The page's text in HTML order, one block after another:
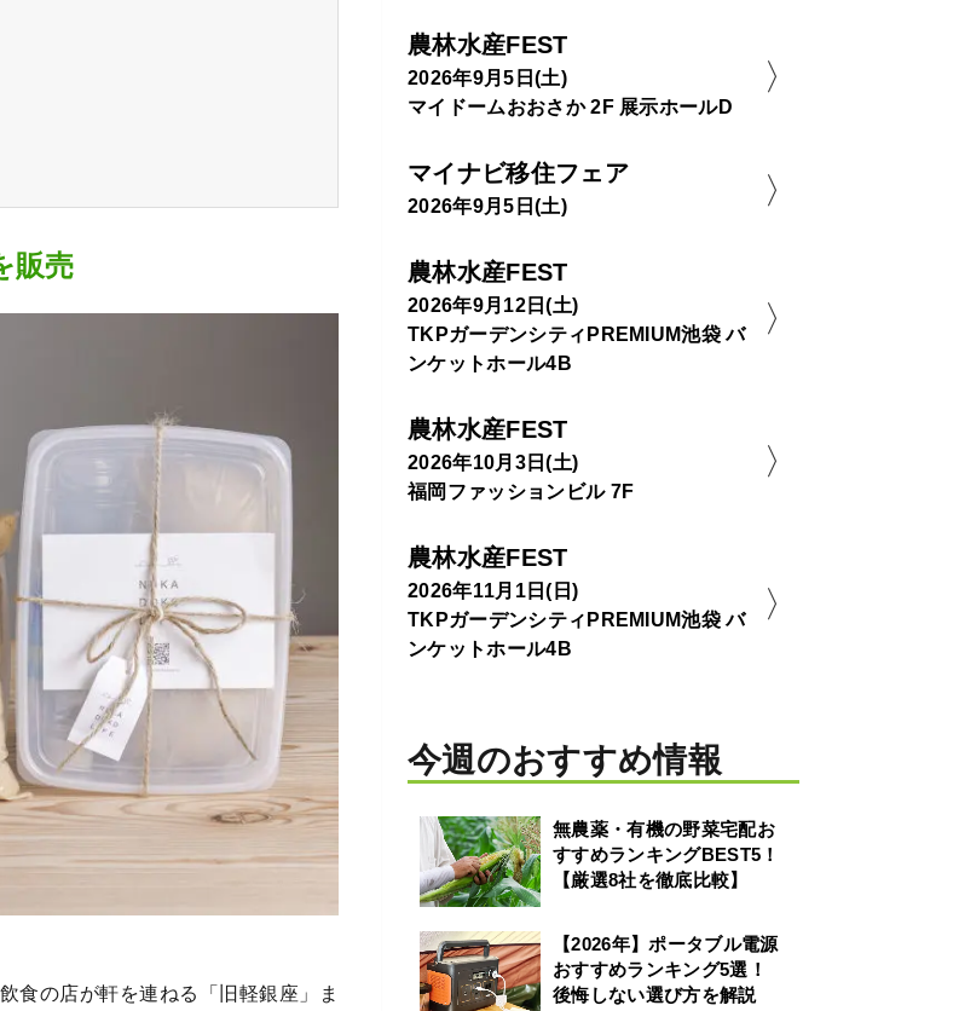
販売
食の店が軒を連ねる「旧軽銀座」ま
農林水産FEST
2026年9月5日(土)
マイドームおおさか 2F 展示ホールD
マイナビ移住フェア
2026年9月5日(土)
農林水産FEST
2026年9月12日(土)
TKPガーデンシティPREMIUM池袋 バ
ンケットホール4B
農林水産FEST
2026年10月3日(土)
福岡ファッションビル 7F
農林水産FEST
2026年11月1日(日)
TKPガーデンシティPREMIUM池袋 バ
ンケットホール4B
今週のおすすめ情報
無農薬・有機の野菜宅配お
すすめランキングBEST5！
【厳選8社を徹底比較】
【2026年】ポータブル電源
おすすめランキング5選！
後悔しない選び方を解説